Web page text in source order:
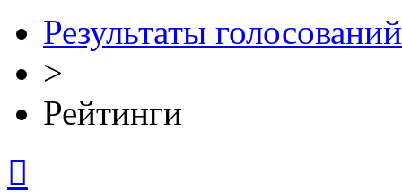
Результаты голосований
>
Рейтинги
